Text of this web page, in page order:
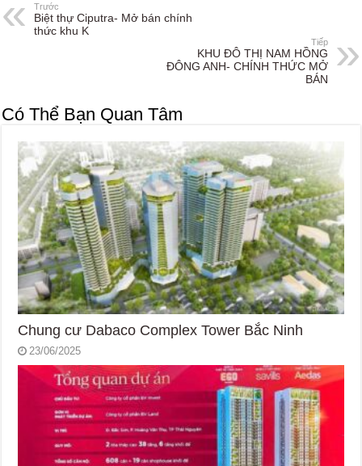
Trước
Biệt thự Ciputra- Mở bán chính
thức khu K
Tiếp
KHU ĐÔ THỊ NAM HỒNG
ĐÔNG ANH- CHÍNH THỨC MỞ
BÁN
Có Thể Bạn Quan Tâm
Chung cư Dabaco Complex Tower Bắc Ninh
23/06/2025